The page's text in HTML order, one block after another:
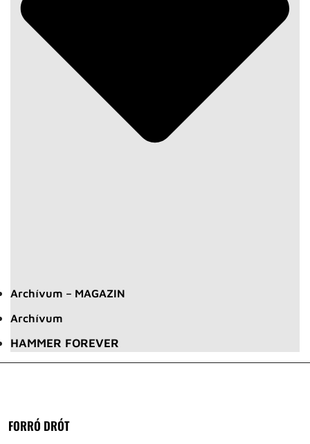
Archívum – MAGAZIN
Archívum
HAMMER FOREVER
FORRÓ DRÓT